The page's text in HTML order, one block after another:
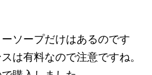
ソープだけはあるのです
は有料なので注意ですね。